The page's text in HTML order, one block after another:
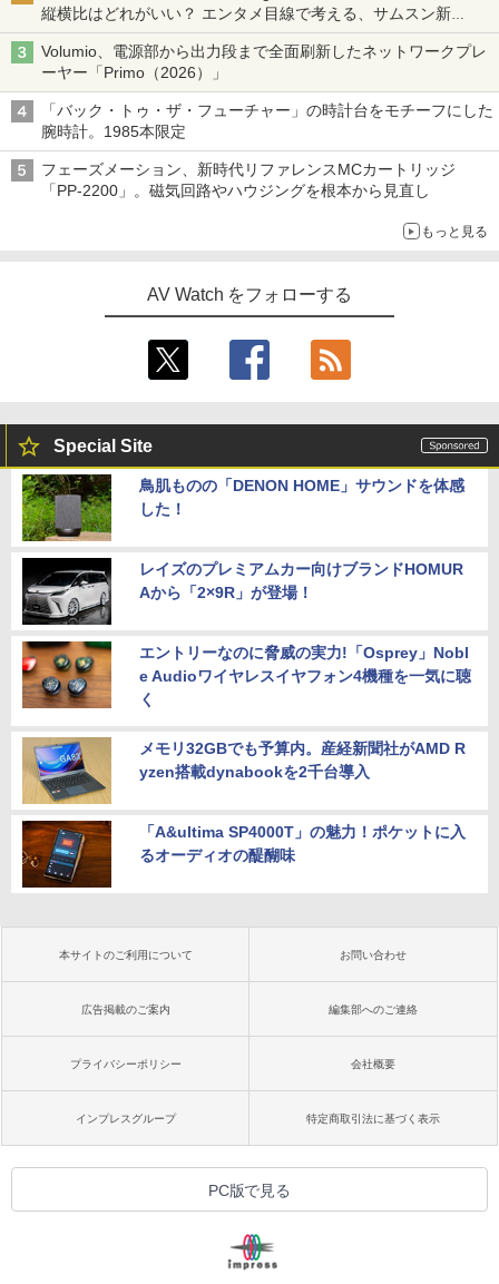
縦横比はどれがいい？ エンタメ目線で考える、サムスン新
「Galaxy Z Fold」
Volumio、電源部から出力段まで全面刷新したネットワークプレ
ーヤー「Primo（2026）」
「バック・トゥ・ザ・フューチャー」の時計台をモチーフにした
腕時計。1985本限定
フェーズメーション、新時代リファレンスMCカートリッジ
「PP-2200」。磁気回路やハウジングを根本から見直し
もっと見る
AV Watch をフォローする
Special Site
鳥肌ものの「DENON HOME」サウンドを体感
した！
レイズのプレミアムカー向けブランドHOMUR
Aから「2×9R」が登場！
エントリーなのに脅威の実力!「Osprey」Nobl
e Audioワイヤレスイヤフォン4機種を一気に聴
く
メモリ32GBでも予算内。産経新聞社がAMD R
yzen搭載dynabookを2千台導入
「A&ultima SP4000T」の魅力！ポケットに入
るオーディオの醍醐味
本サイトのご利用について お問い合わせ
広告掲載のご案内 編集部へのご連絡
プライバシーポリシー 会社概要
インプレスグループ 特定商取引法に基づく表示
PC版で見る